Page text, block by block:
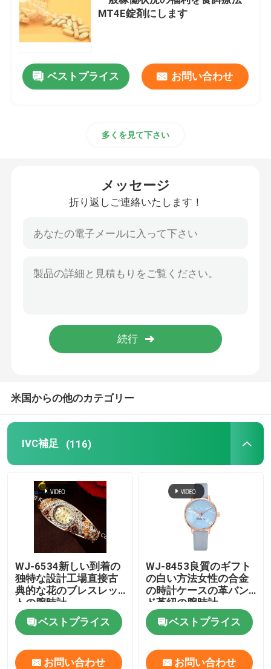
グルコサミンの補足
ビタミンCの補足
Chewable Softgels
神経系の補足
女性の健康の補足
ビタミンEの補足
重量管理補足
MT4E錠剤にします
ベストプライス お問い合わせ
多くを見て下さい
メッセージ
折り返しご連絡いたします！
米国からの他のカテゴリー
IVC補足 (116)
WJ-6534新しい到着の
独特な設計工場直接古
典的な花のブレスレッ
トの腕時計
ベストプライス
お問い合わせ
WJ-8453良質のギフト
の白い方法女性の合金
の時計ケースの革バン
ド革紐の腕時計
ベストプライス
お問い合わせ